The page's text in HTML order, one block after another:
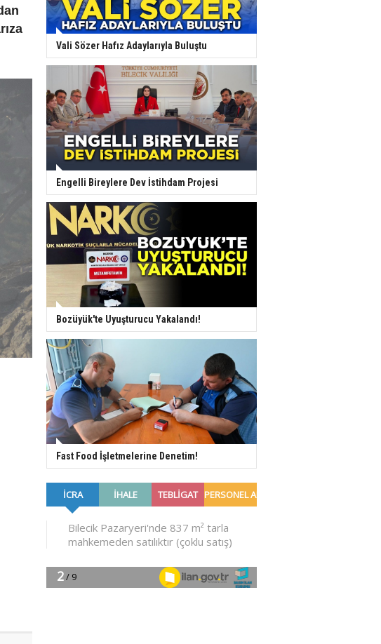
Vali Sözer Hafız Adaylarıyla Buluştu
Engelli Bireylere Dev İstihdam Projesi
Bozüyük'te Uyuşturucu Yakalandı!
Fast Food İşletmelerine Denetim!